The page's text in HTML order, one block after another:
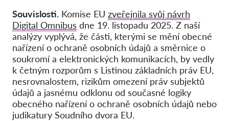
Souvislosti. Komise EU zveřejnila svůj návrh
Digital Omnibus dne 19. listopadu 2025. Z naší
analýzy vyplývá, že části, kterými se mění obecné
nařízení o ochraně osobních údajů a směrnice o
soukromí a elektronických komunikacích, by vedly
k četným rozporům s Listinou základních práv EU,
nesrovnalostem, rizikům omezení práv subjektů
údajů a jasnému odklonu od současné logiky
obecného nařízení o ochraně osobních údajů nebo
judikatury Soudního dvora EU.